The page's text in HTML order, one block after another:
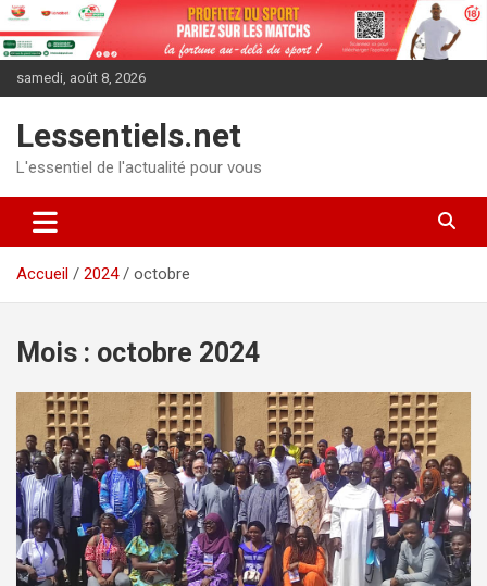
Aller
au
contenu
samedi, août 8, 2026
Lessentiels.net
L'essentiel de l'actualité pour vous
Accueil 2024 octobre
Mois : octobre 2024